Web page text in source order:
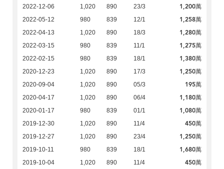
2022-12-06 1,020 890 23/3 1,200萬
2022-05-12 980 839 12/1 1,258萬
2022-04-13 1,020 890 18/3 1,280萬
2022-03-15 980 839 11/1 1,275萬
2022-02-15 980 839 18/1 1,380萬
2020-12-23 1,020 890 17/3 1,250萬
2020-09-04 1,020 890 05/3 195萬
2020-04-17 1,020 890 06/4 1,180萬
2020-01-17 980 839 01/1 1,080萬
2019-12-30 1,020 890 11/4 450萬
2019-12-27 1,020 890 23/4 1,250萬
2019-10-11 980 839 18/1 1,680萬
2019-10-04 1,020 890 11/4 450萬